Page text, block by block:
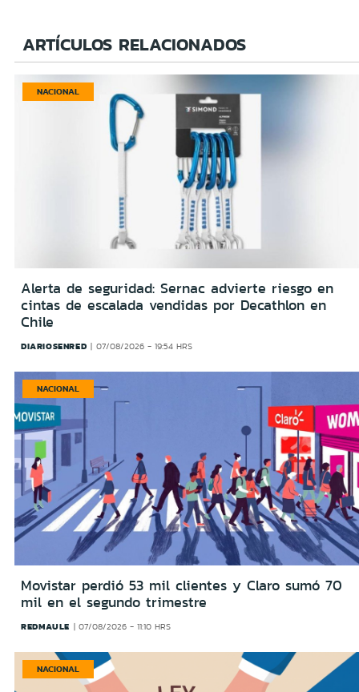
ARTÍCULOS RELACIONADOS
NACIONAL
Alerta de seguridad: Sernac advierte riesgo en
cintas de escalada vendidas por Decathlon en
Chile
DIARIOSENRED 07/08/2026 - 19:54 HRS
NACIONAL
Movistar perdió 53 mil clientes y Claro sumó 70
mil en el segundo trimestre
REDMAULE 07/08/2026 - 11:10 HRS
NACIONAL